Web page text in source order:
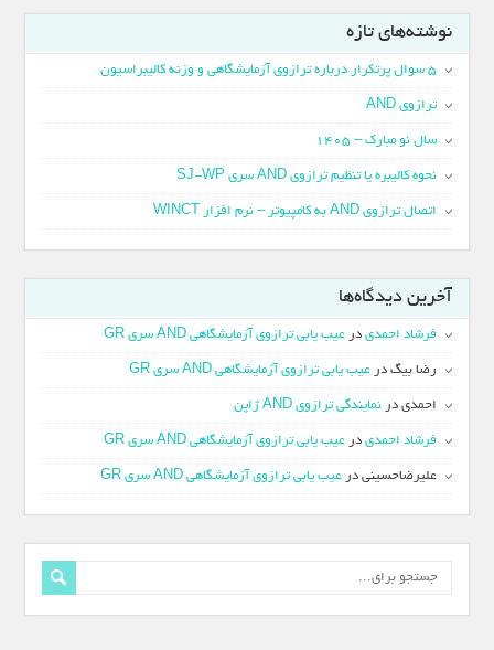
نوشته‌های تازه
5 سوال پرتکرار درباره ترازوی آزمایشگاهی و وزنه کالیبراسیون
ترازوی AND
سال نو مبارک – 1405
نحوه کالیبره یا تنظیم ترازوی AND سری SJ-WP
اتصال ترازوی AND به کامپیوتر – نرم افزار WINCT
آخرین دیدگاه‌ها
فرشاد احمدی درعیب یابی ترازوی آزمایشگاهی AND سری GR
رضا بیگ درعیب یابی ترازوی آزمایشگاهی AND سری GR
احمدی درنمایندگی ترازوی AND ژاپن
فرشاد احمدی درعیب یابی ترازوی آزمایشگاهی AND سری GR
علیرضاحسینی درعیب یابی ترازوی آزمایشگاهی AND سری GR